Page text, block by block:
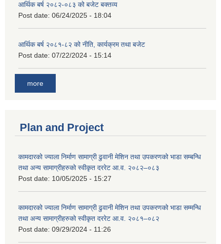
आर्थिक बर्ष २०८२-०८३ को बजेट बक्तव्य
Post date: 06/24/2025 - 18:04
आर्थिक बर्ष २०८१-८२ को नीति, कार्यक्रम तथा बजेट
Post date: 07/22/2024 - 15:14
more
Plan and Project
कामदारको ज्याला निर्माण सामाग्री ढुवानी मेशिन तथा उपकरणको भाडा सम्बन्धि
तथा अन्य सामाग्रीहरुको स्वीकृत दररेट आ.व. २०८२–०८३
Post date: 10/05/2025 - 15:27
कामदारको ज्याला निर्माण सामाग्री ढुवानी मेशिन तथा उपकरणको भाडा सम्मन्धि
तथा अन्य सामाग्रीहरुको स्वीकृत दररेट आ.व. २०८१–०८२
Post date: 09/29/2024 - 11:26